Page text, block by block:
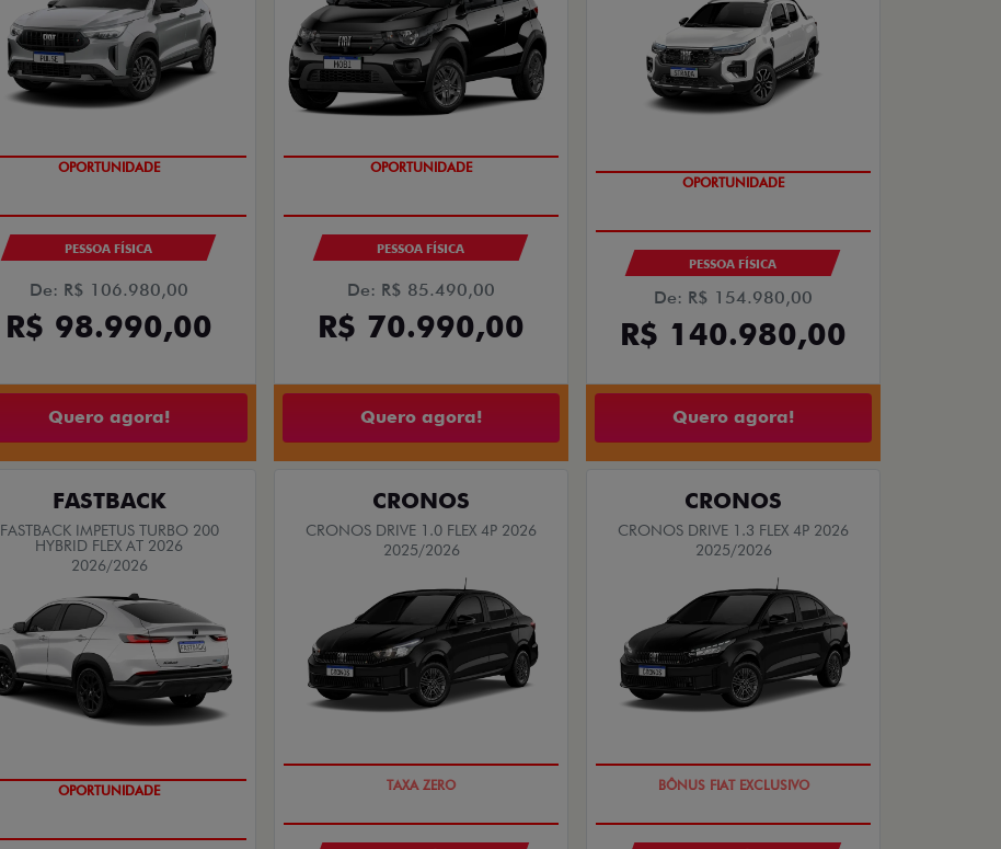
OPORTUNIDADE
PESSOA FÍSICA
De: R$ 106.980,00
R$ 98.990,00
Quero agora!
OPORTUNIDADE
PESSOA FÍSICA
De: R$ 85.490,00
R$ 70.990,00
Quero agora!
OPORTUNIDADE
PESSOA FÍSICA
De: R$ 154.980,00
R$ 140.980,00
Quero agora!
FASTBACK
FASTBACK IMPETUS TURBO 200
HYBRID FLEX AT 2026
2026/2026
OPORTUNIDADE
CRONOS
CRONOS DRIVE 1.0 FLEX 4P 2026
2025/2026
CRONOS
CRONOS DRIVE 1.3 FLEX 4P 2026
2025/2026